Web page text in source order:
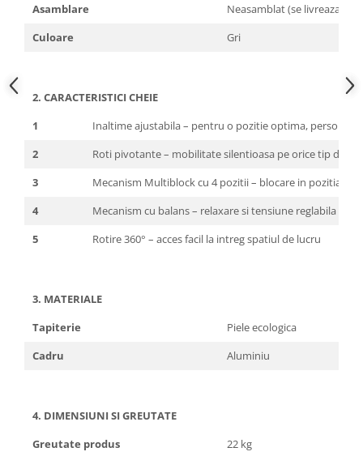
Asamblare
Neasamblat (se livreaza in
Culoare
Gri
2. CARACTERISTICI CHEIE
1
Inaltime ajustabila – pentru o pozitie optima,
2
Roti pivotante – mobilitate silentioasa pe orice tip de
3
Mecanism Multiblock cu 4 pozitii – blocare in pozitia
4
Mecanism cu balans – relaxare si tensiune reglabila in
5
Rotire 360° – acces facil la intreg spatiul de lucru
3. MATERIALE
Tapiterie
Piele ecologica
Cadru
Aluminiu
4. DIMENSIUNI SI GREUTATE
Greutate produs
22 kg